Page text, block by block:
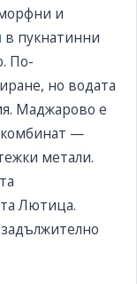
и
в пукнатинни
По-
но водата
Маджарово е
—
метали.
Лютица.